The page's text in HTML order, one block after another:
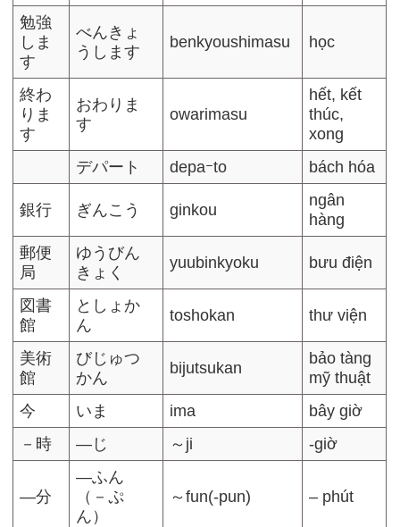
勉強
しま
す
べんきょ
うします
benkyoushimasu học
終わ
りま
す
おわりま
す
owarimasu
hết, kết
thúc,
xong
デパート
depaｰto bách hóa
銀行 ぎんこう ginkou
ngân
hàng
郵便
局
ゆうびん
きょく
yuubinkyoku bưu điện
図書
館
としょか
ん
toshokan thư viện
美術
館
びじゅつ
かん
bijutsukan
bảo tàng
mỹ thuật
今
いま ima
bây giờ
－時
―じ ～ji -giờ
―分
―ふん
（－ぷ
ん）
～fun(-pun) – phút